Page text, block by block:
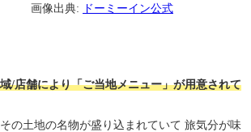
画像出典: ドーミーイン公式
/店舗により「ご当地メニュー」が用意されて
の土地の名物が盛り込まれていて 旅気分が味